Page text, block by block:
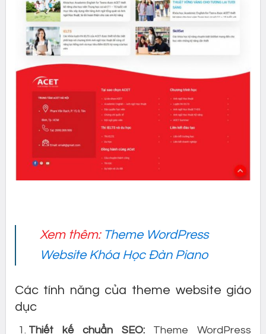
Xem thêm: Theme WordPress
Website Khóa Học Đàn Piano
Các tính năng của theme website giáo
dục
Thiết kế chuẩn SEO:Theme WordPress